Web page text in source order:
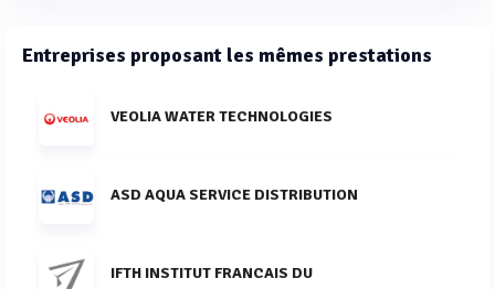
Entreprises proposant les mêmes prestations
VEOLIA WATER TECHNOLOGIES
ASD AQUA SERVICE DISTRIBUTION
IFTH INSTITUT FRANCAIS DU